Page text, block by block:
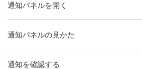
通知パネルを開く
通知パネルの見かた
通知を確認する